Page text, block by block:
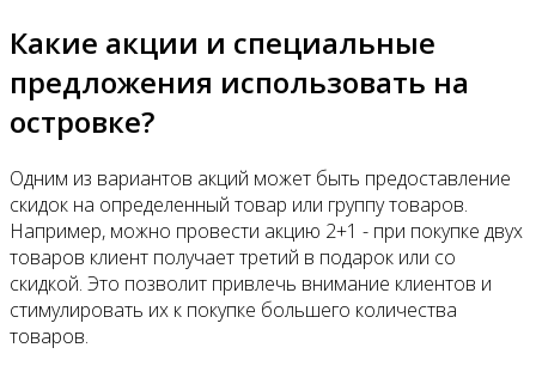
Какие акции и специальные
предложения использовать на
островке?
Одним из вариантов акций может быть предоставление
скидок на определенный товар или группу товаров.
Например, можно провести акцию 2+1 - при покупке двух
товаров клиент получает третий в подарок или со
скидкой. Это позволит привлечь внимание клиентов и
стимулировать их к покупке большего количества
товаров.